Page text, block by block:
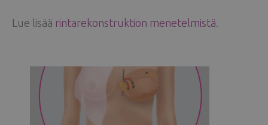
Lue lisää rintarekonstruktion menetelmistä.